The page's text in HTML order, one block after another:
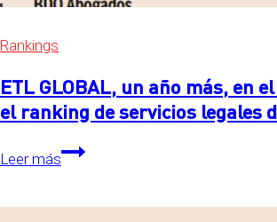
Rankings
ETL GLOBAL, un año más, en
el ranking de servicios legales
Leer más
ETL
GLOBAL,